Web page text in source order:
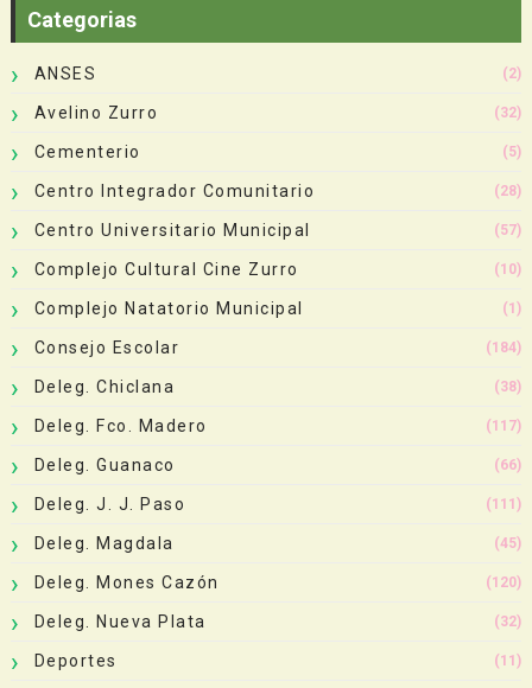
Categorias
ANSES (2)
Avelino Zurro (32)
Cementerio (5)
Centro Integrador Comunitario (28)
Centro Universitario Municipal (57)
Complejo Cultural Cine Zurro (10)
Complejo Natatorio Municipal (1)
Consejo Escolar (184)
Deleg. Chiclana (38)
Deleg. Fco. Madero (117)
Deleg. Guanaco (66)
Deleg. J. J. Paso (111)
Deleg. Magdala (45)
Deleg. Mones Cazón (120)
Deleg. Nueva Plata (32)
Deportes (11)